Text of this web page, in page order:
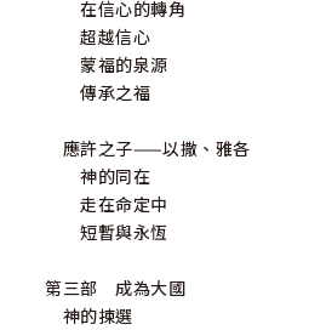
在信心的轉角
超越信心
蒙福的泉源
傳承之福
應許之子——以撒、雅各
神的同在
走在命定中
短暫與永恆
第三部 成為大國
神的揀選